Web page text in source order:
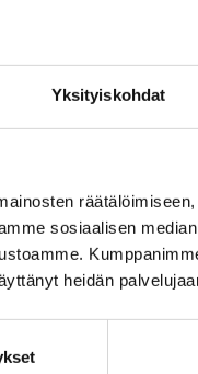
Yksityiskohdat
sosiaalisen
heidän